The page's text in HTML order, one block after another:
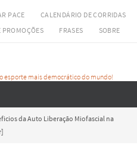
PACE
CALENDÁRIO DE CORRIDAS
PROMOÇÕES FRASES SOBRE
esporte mais democrático do mundo!
da Auto Liberação Miofascial na